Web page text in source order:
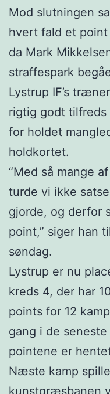
Mod slutningen
hvert fald et
da Mark
straffespark
Lystrup IF’s
rigtig godt tilfreds
for holdet
holdkortet.
“Med så mange
turde vi ikke
gjorde, og derfor
point,” siger han
søndag.
Lystrup er nu
kreds 4, der har
points for 12
gang i de
pointene er
Næste kamp
kunstgræsbanen